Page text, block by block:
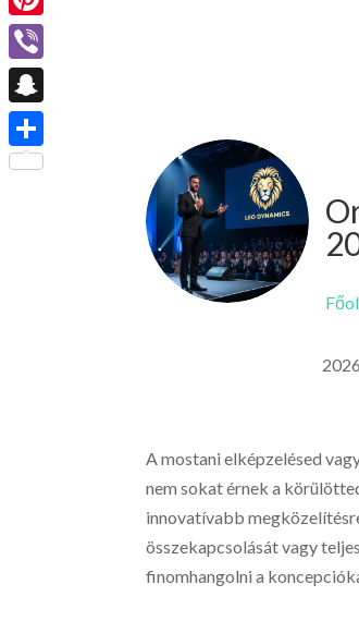
A mostani elképzelésed
nem sokat érnek a
innovatívabb
összekapcsolását vagy
finomhangolni a
Pinterest
Viber
Snapchat
Ossza